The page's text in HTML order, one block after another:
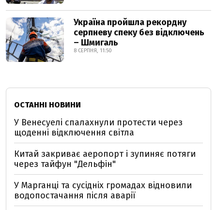
Україна пройшла рекордну
серпневу спеку без відключень
– Шмигаль
8 СЕРПНЯ, 11:50
ОСТАННІ НОВИНИ
У Венесуелі спалахнули протести через
щоденні відключення світла
Китай закриває аеропорт і зупиняє потяги
через тайфун "Дельфін"
У Марганці та сусідніх громадах відновили
водопостачання після аварії